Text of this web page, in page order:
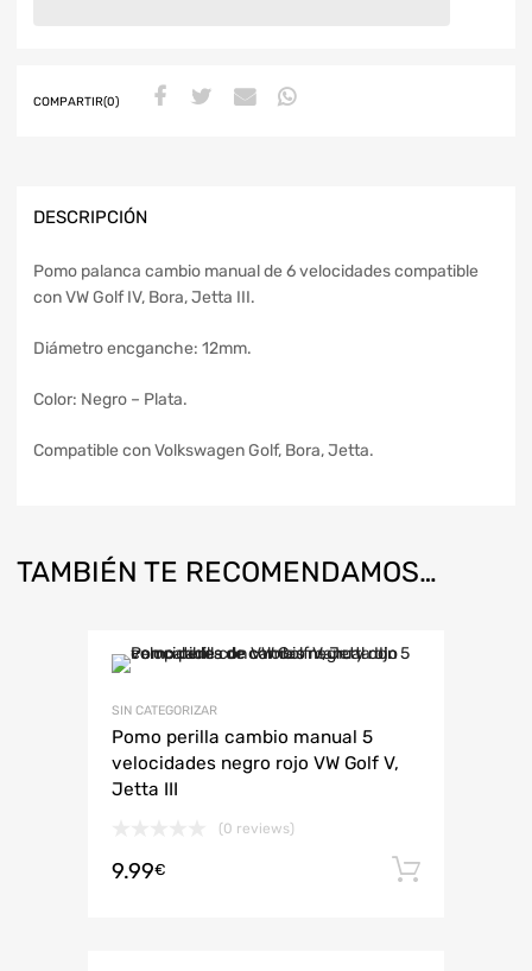
COMPARTIR(0)
DESCRIPCIÓN
Pomo palanca cambio manual de 6 velocidades compatible
con VW Golf IV, Bora, Jetta III.
Diámetro encganche: 12mm.
Color: Negro – Plata.
Compatible con Volkswagen Golf, Bora, Jetta.
TAMBIÉN TE RECOMENDAMOS…
SIN CATEGORIZAR
Pomo perilla cambio manual 5
velocidades negro rojo VW Golf V,
Jetta III
(0 reviews)
9.99€